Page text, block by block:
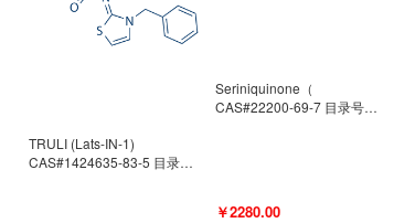
TRULI (Lats-IN-1)
CAS#1424635-83-5 目录号
Seriniquinone（
CAS#22200-69-7 目录号
￥2280.00